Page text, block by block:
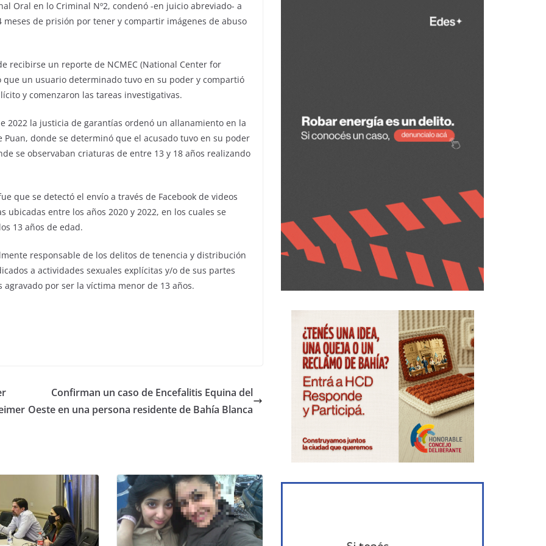
Oral en lo Criminal Nº2, condenó -en juicio abreviado- a
de prisión por tener y compartir imágenes de abuso
recibirse un reporte de NCMEC (National Center for
un usuario determinado tuvo en su poder y compartió
y comenzaron las tareas investigativas.
2022 la justicia de garantías ordenó un allanamiento en la
donde se determinó que el acusado tuvo en su poder
se observaban criaturas de entre 13 y 18 años realizando
que se detectó el envío a través de Facebook de videos
entre los años 2020 y 2022, en los cuales se
13 años de edad.
responsable de los delitos de tenencia y distribución
a actividades sexuales explícitas y/o de sus partes
por ser la víctima menor de 13 años.
Confirman un caso de Encefalitis Equina del
Oeste en una persona residente de Bahía Blanca